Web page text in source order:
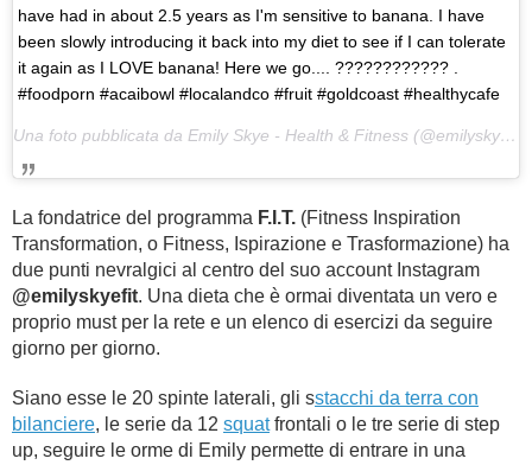
have had in about 2.5 years as I'm sensitive to banana. I have
been slowly introducing it back into my diet to see if I can tolerate
it again as I LOVE banana! Here we go.... ???????????? .
#foodporn #acaibowl #localandco #fruit #goldcoast #healthycafe
Una foto pubblicata da Emily Skye - Health & Fitness (@emilyskyefit) in data:
La fondatrice del programma F.I.T. (Fitness Inspiration
Transformation, o Fitness, Ispirazione e Trasformazione) ha
due punti nevralgici al centro del suo account Instagram
@emilyskyefit. Una dieta che è ormai diventata un vero e
proprio must per la rete e un elenco di esercizi da seguire
giorno per giorno.
Siano esse le 20 spinte laterali, gli sstacchi da terra con
bilanciere, le serie da 12 squatfrontali o le tre serie di step
up, seguire le orme di Emily permette di entrare in una